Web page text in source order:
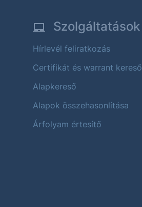
Szolgáltatások
Hírlevél feliratkozás
Certifikát és warrant kereső
Alapkereső
Alapok összehasonlítása
Árfolyam értesítő